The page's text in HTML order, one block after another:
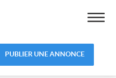
PUBLIER UNE ANNONCE